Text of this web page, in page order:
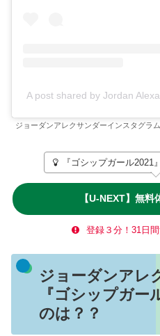
A post shared by Jordan
ジョーダンアレクサンダーインスタグラム
『ゴシップガール2021
【U-NEXT】無
登録３分！31日
ジョーダンアレ
『ゴシップガー
のは？？